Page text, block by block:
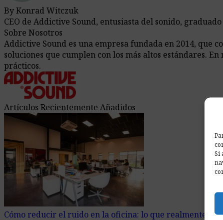
Si
By Konrad Witczuk
CEO de Addictive Sound, entusiasta del sonido,
Sobre Nosotros
Addictive Sound es una empresa fundada en 2014, que
soluciones que cumplen con los más altos estándares.
prácticos.
Artículos Recientemente Añadidos
Cómo reducir el ruido en la oficina: lo que realmente